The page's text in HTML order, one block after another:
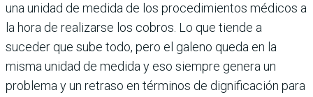
una unidad de medida de los procedimientos médicos a
la hora de realizarse los cobros. Lo que tiende a
suceder que sube todo, pero el galeno queda en la
misma unidad de medida y eso siempre genera un
problema y un retraso en términos de dignificación para